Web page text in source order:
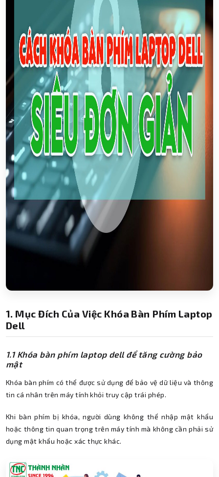
1. Mục Đích Của Việc Khóa Bàn Phím Laptop
Dell
1.1 Khóa bàn phím laptop dell để tăng cường bảo
mật
Khóa bàn phím có thể được sử dụng để bảo vệ dữ liệu và thông
tin cá nhân trên máy tính khỏi truy cập trái phép.
Khi bàn phím bị khóa, người dùng không thể nhập mật khẩu
hoặc thông tin quan trọng trên máy tính mà không cần phải sử
dụng mật khẩu hoặc xác thực khác.